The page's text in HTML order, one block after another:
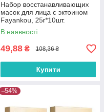
Набор восстанавливающих
масок для лица с эктоином
Fayankou, 25г*10шт.
В наявності
49,88 ₴ 108,36 ₴
Купити
–54%